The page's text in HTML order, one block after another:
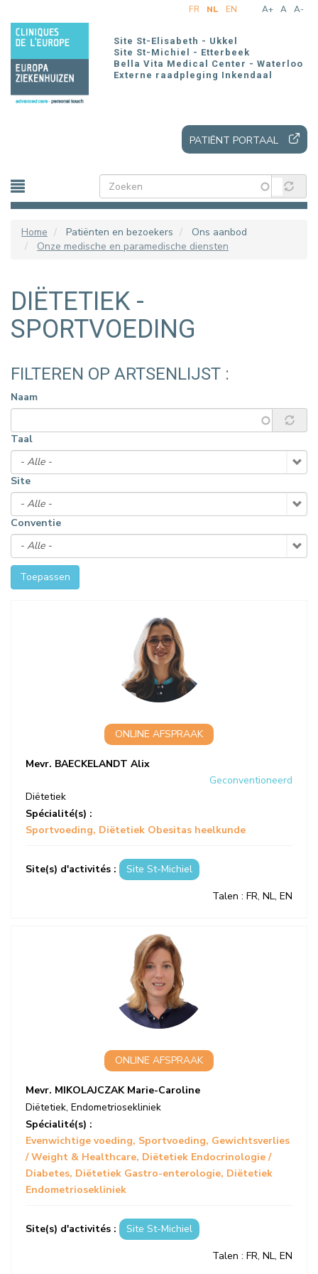
en
naar
inhoud
gaan
A+ A A-
FR NL EN
Site St-Elisabeth - Ukkel
Site St-Michiel - Etterbeek
Bella Vita Medical Center - Waterloo
Externe raadpleging Inkendaal
PATIËNT PORTAAL
Home Patiënten en bezoekers
Ons aanbod
Onze medische en paramedische diensten
DIËTETIEK -
SPORTVOEDING
FILTEREN OP ARTSENLIJST :
Naam
Taal
Site
Conventie
Toepassen
ONLINE AFSPRAAK
Mevr. BAECKELANDT Alix
Geconventioneerd
Diëtetiek
Spécialité(s) :
Sportvoeding Diëtetiek Obesitas heelkunde
Site(s) d'activités :
Site St-Michiel
Talen : FR, NL, EN
ONLINE AFSPRAAK
Mevr. MIKOLAJCZAK Marie-Caroline
Diëtetiek, Endometriosekliniek
Spécialité(s) :
Evenwichtige voeding Sportvoeding Gewichtsverlies
/ Weight & Healthcare Diëtetiek Endocrinologie /
Diabetes Diëtetiek Gastro-enterologie Diëtetiek
Endometriosekliniek
Site(s) d'activités :
Site St-Michiel
Talen : FR, NL, EN